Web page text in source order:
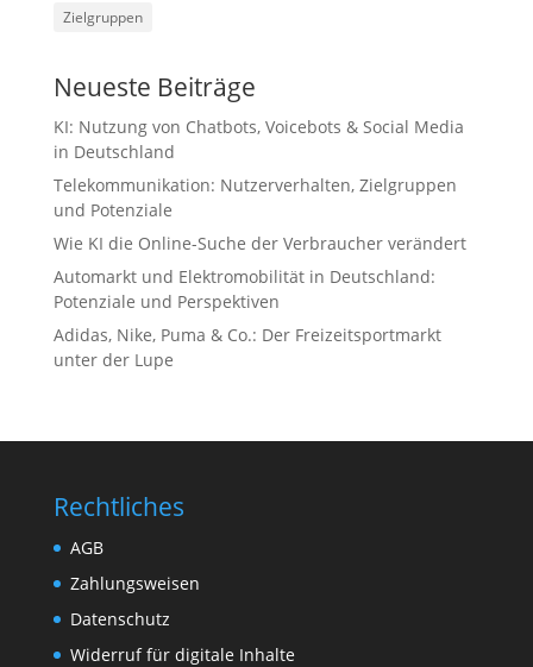
Zielgruppen
Neueste Beiträge
KI: Nutzung von Chatbots, Voicebots & Social Media
in Deutschland
Telekommunikation: Nutzerverhalten, Zielgruppen
und Potenziale
Wie KI die Online-Suche der Verbraucher verändert
Automarkt und Elektromobilität in Deutschland:
Potenziale und Perspektiven
Adidas, Nike, Puma & Co.: Der Freizeitsportmarkt
unter der Lupe
Rechtliches
AGB
Zahlungsweisen
Datenschutz
Widerruf für digitale Inhalte